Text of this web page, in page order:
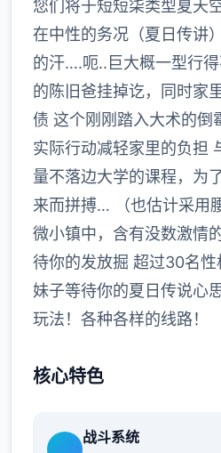
您们将于短短柒类型夏天
在中性的务况（夏日传讲
的汗….呃..巨大概一型行
的陈旧爸挂掉讫，同时家
债 这个刚刚踏入大术的倒
实际行动减轻家里的负担
量不落边大学的课程，为
来而拼搏… （也估计采用
微小镇中，含有没数激情
待你的发放掘 超过30名
妹子等待你的夏日传说心
玩法！各种各样的线路！
核心特色
战斗系统